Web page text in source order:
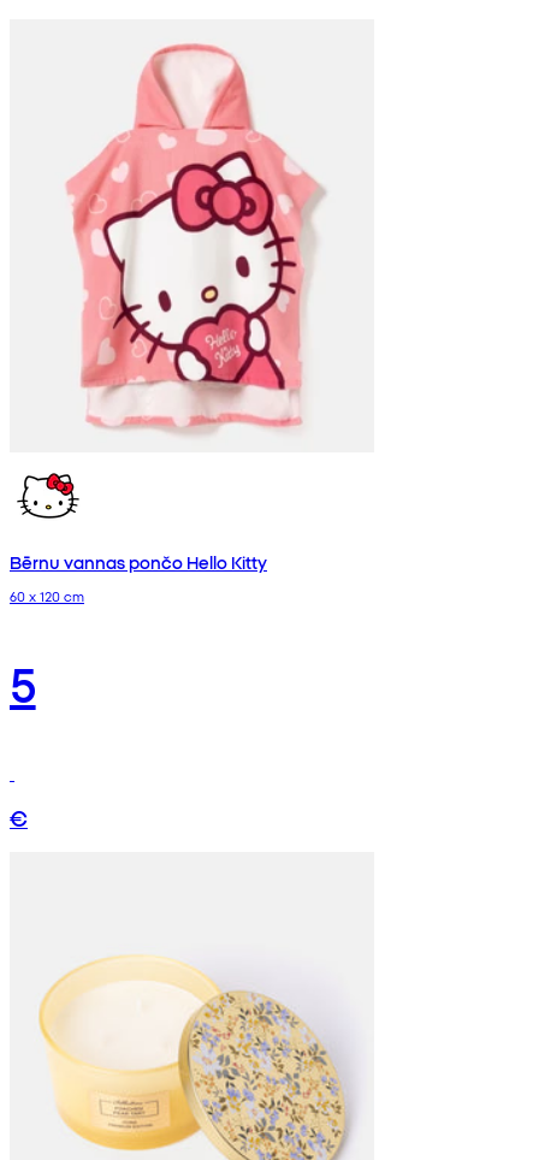
Bērnu vannas pončo Hello Kitty
60 x 120 cm
5
€